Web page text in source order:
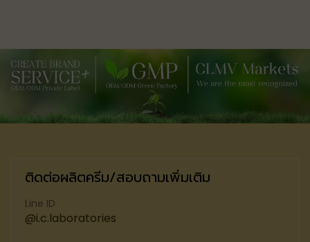
ติดต่อผลิตครีม/สอบถามเพิ่มเติม
Line ID
@i.c.laboratories